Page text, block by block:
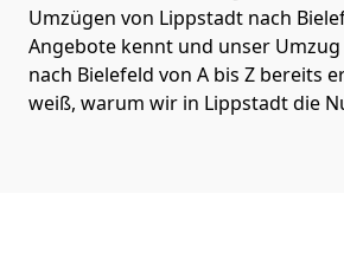
Umzügen von Lippstadt nach
Angebote kennt und unser
nach Bielefeld von A bis Z bereits
weiß, warum wir in Lippstadt die